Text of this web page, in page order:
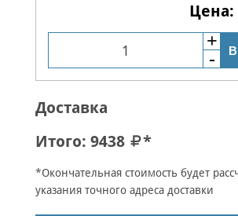
Доставка
Итого: 9438 *
*Окончательная стоимость будет
указания точного адреса доставки